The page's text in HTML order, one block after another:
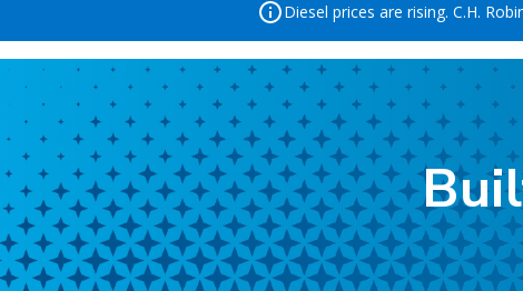
Diesel prices are rising. C.H.